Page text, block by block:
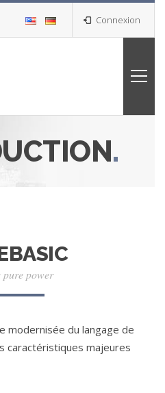
Connexion
.
pure power
modernisée du langage de
caractéristiques majeures